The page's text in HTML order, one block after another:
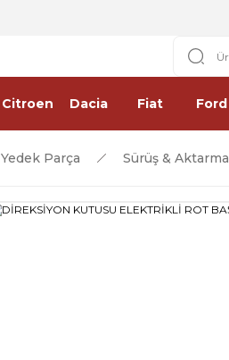
Citroen Dacia Fiat Ford
Yedek Parça Sürüş & Aktarma